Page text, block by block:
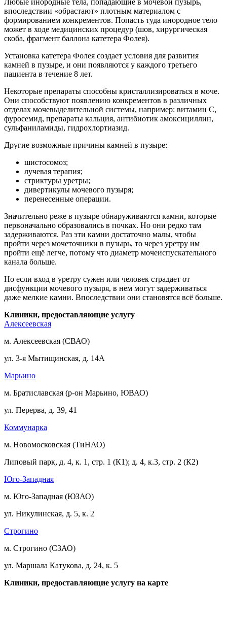
Любые инородные тела, попадающие в мочевой пузырь,
впоследствии «обрастают» плотным материалом с
формированием конкрементов. Попасть туда инородное тело
может в ходе медицинских процедур (шов, хирургическая
скоба, фрагмент баллона катетера Фолея).
Установка катетера Фолея создает условия для развития
камней в пузыре, и они появляются у каждого третьего
пациента в течение 8 лет.
Некоторые препараты способны кристаллизироваться в моче.
Они способствуют появлению конкрементов в различных
отделах мочевыделительной системы, например: витамин С,
фуросемид, препараты кальция, антибиотик амоксициллин,
сульфаниламиды, гидрохлортиазид.
Другие возможные причины камней в пузыре:
шистосомоз;
лучевая терапия;
стриктуры уретры;
дивертикулы мочевого пузыря;
перенесенные операции.
Значительно реже в пузыре обнаруживаются камни, которые
первоначально образовались в почках. Но они редко там
задерживаются. Раз эти камни достаточно малы, чтобы
пройти через мочеточники в пузырь, то через уретру им
пройти ещё легче, потому что диаметр мочеиспускательного
канала больше.
Но если вход в уретру сужен или человек страдает от
дисфункции мочевого пузыря, в нем могут задерживаться
даже мелкие камни. Впоследствии они становятся всё больше.
Клиники, предоставляющие услугу
Алексеевская
м. Алексеевская (СВАО)
ул. 3-я Мытищинская, д. 14А
Марьино
м. Братиславская (р-он Марьино, ЮВАО)
ул. Перерва, д. 39, 41
Коммунарка
м. Новомосковская (ТиНАО)
Липовый парк, д. 4, к. 1, стр. 1 (К1); д. 4, к.3, стр. 2 (К2)
Юго-Западная
м. Юго-Западная (ЮЗАО)
ул. Никулинская, д. 5, к. 2
Строгино
м. Строгино (СЗАО)
ул. Маршала Катукова, д. 24, к. 5
Клиники, предоставляющие услугу на карте